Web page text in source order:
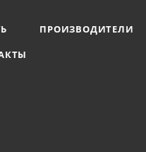
ПРОИЗВОДИТЕЛИ